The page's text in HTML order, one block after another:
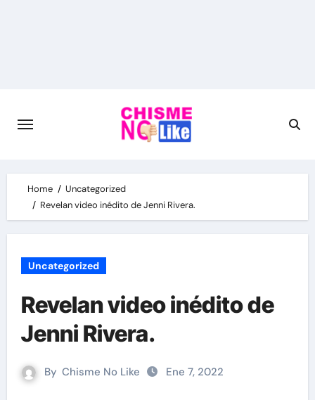
Home
Uncategorized
Revelan video inédito de Jenni Rivera.
Uncategorized
Revelan video inédito de
Jenni Rivera.
By Chisme No Like Ene 7, 2022